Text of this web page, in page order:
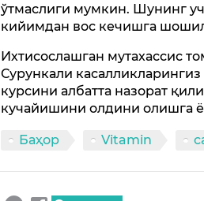
ўтмаслиги мумкин. Шунинг
кийимдан вос кечишга
Ихтисослашган мутахассис
Сурункали
курсини албатта назорат
кучайишини олдини олишга
Баҳор Vitamin